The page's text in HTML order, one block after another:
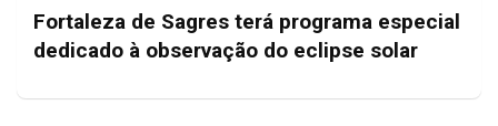
Fortaleza de Sagres terá programa especial
dedicado à observação do eclipse solar